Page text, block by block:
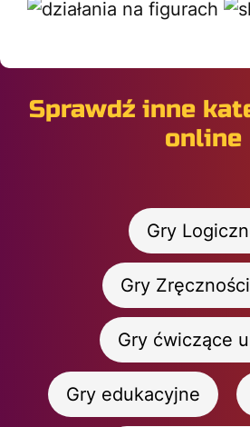
Sprawdź inne
online
Gry
Gry
Gry ćwiczące
Gry edukacyjne